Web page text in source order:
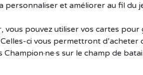
personnaliser et améliorer au fil du
vous pouvez utiliser vos cartes pour
ci vous permettront d’acheter
Champion·ne·s sur le champ de